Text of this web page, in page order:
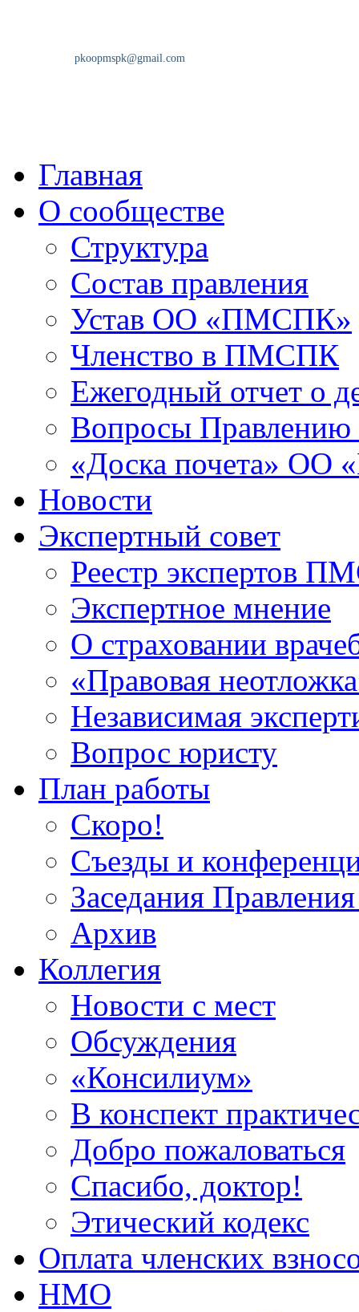
Главная
О сообществе
Структура
Состав правления
Устав ОО «ПМСПК»
Членство в ПМСПК
Ежегодный отчет о
Вопросы
«Доска почета»
Новости
Экспертный совет
Реестр экспертов
Экспертное мнение
О страховании
«Правовая
Независимая
Вопрос юристу
План работы
Скоро!
Съезды и
Заседания
Архив
Коллегия
Новости с мест
Обсуждения
«Консилиум»
В конспект
Добро пожаловаться
Спасибо, доктор!
Этический кодекс
Оплата членских
НМО